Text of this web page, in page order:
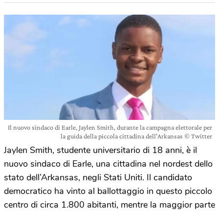
Il nuovo sindaco di Earle, Jaylen Smith, durante la campagna elettorale per
la guida della piccola cittadina dell'Arkansas © Twitter
Jaylen Smith, studente universitario di 18 anni, è il
nuovo sindaco di Earle, una cittadina nel nordest dello
stato dell’Arkansas, negli Stati Uniti. Il candidato
democratico ha vinto al ballottaggio in questo piccolo
centro di circa 1.800 abitanti, mentre la maggior parte